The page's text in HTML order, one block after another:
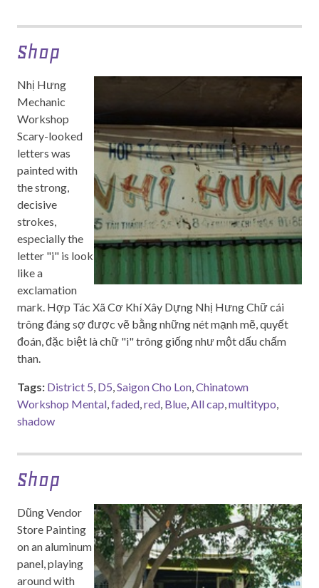
Shop
Nhị Hưng
Mechanic
Workshop
Scary-looked
letters was
painted with
the strong,
decisive
strokes,
especially the
letter "i" is look
like a
exclamation
mark. Hợp Tác Xã Cơ Khí Xây Dựng Nhị Hưng Chữ cái
trông đáng sợ được vẽ bằng những nét mạnh mẽ, quyết
đoán, đặc biệt là chữ "i" trông giống như một dấu chấm
than.
Tags: District 5, D5,Saigon Cho Lon,Chinatown
Workshop Mental,faded,red, Blue,All cap,multitypo,
shadow
Shop
Dũng Vendor
Store Painting
on an aluminum
panel, playing
around with